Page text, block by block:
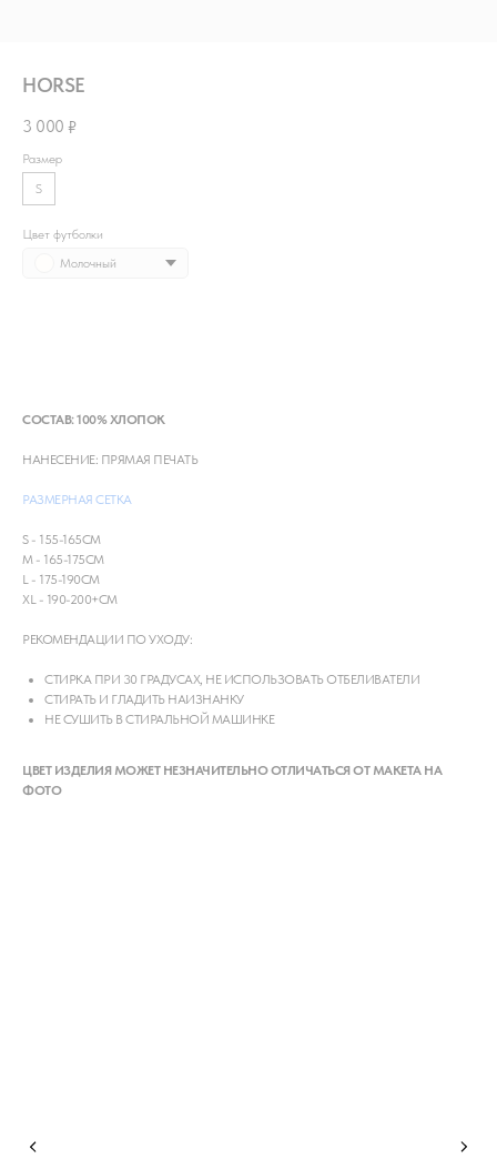
HORSE
3 000 ₽
Размер
S
Цвет футболки
Молочный
СОСТАВ: 100% ХЛОПОК
НАНЕСЕНИЕ: ПРЯМАЯ ПЕЧАТЬ
РАЗМЕРНАЯ СЕТКА
S - 155-165СМ
М - 165-175СМ
L - 175-190СМ
XL - 190-200+СМ
РЕКОМЕНДАЦИИ ПО УХОДУ:
СТИРКА ПРИ 30 ГРАДУСАХ, НЕ ИСПОЛЬЗОВАТЬ ОТБЕЛИВАТЕЛИ
СТИРАТЬ И ГЛАДИТЬ НАИЗНАНКУ
НЕ СУШИТЬ В СТИРАЛЬНОЙ МАШИНКЕ
ЦВЕТ ИЗДЕЛИЯ МОЖЕТ НЕЗНАЧИТЕЛЬНО ОТЛИЧАТЬСЯ ОТ МАКЕТА НА
ФОТО